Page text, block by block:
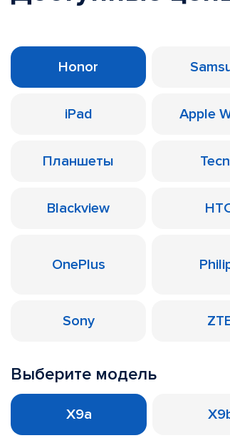
Honor
iPad Apple
Планшеты
Blackview
OnePlus
Sony
Выберите модель
X9a